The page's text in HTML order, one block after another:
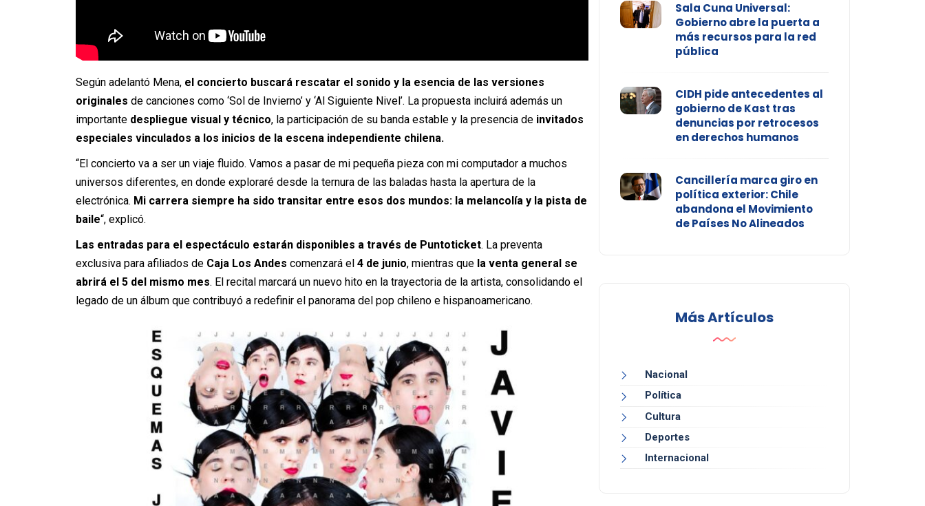
Según adelantó Mena, el concierto buscará rescatar el sonido y la esencia de las versiones
originales de canciones como ‘Sol de Invierno’y ‘Al Siguiente Nivel’. La propuesta incluirá además un
importante despliegue visual y técnico, la participación de su banda estable y la presencia de invitados
especiales vinculados a los inicios de la escena independiente chilena.
“El concierto va a ser un viaje fluido. Vamos a pasar de mi pequeña pieza con mi computador a muchos
universos diferentes, en donde exploraré desde la ternura de las baladas hasta la apertura de la
electrónica. Mi carrera siempre ha sido transitar entre esos dos mundos: la melancolía y la pista de
baile“, explicó.
Las entradas para el espectáculo estarán disponibles a través de Puntoticket. La preventa
exclusiva para afiliados de Caja Los Andes comenzará el 4 de junio, mientras que la venta general se
abrirá el 5 del mismo mes. El recital marcará un nuevo hito en la trayectoria de la artista, consolidando el
legado de un álbum que contribuyó a redefinir el panorama del pop chileno e hispanoamericano.
Sala Cuna Universal:
Gobierno abre la puerta a
más recursos para la red
pública
CIDH pide antecedentes al
gobierno de Kast tras
denuncias por retrocesos
en derechos humanos
Cancillería marca giro en
política exterior: Chile
abandona el Movimiento
de Países No Alineados
Más Artículos
Nacional
Política
Cultura
Deportes
Internacional